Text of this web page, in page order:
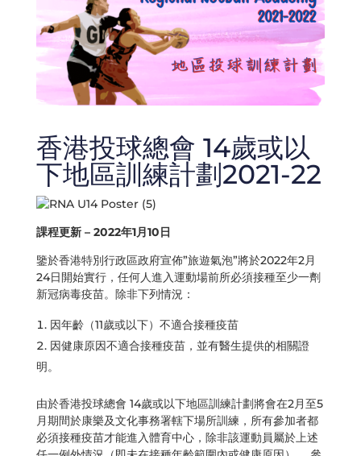
香港投球總會 14歲或以
下地區訓練計劃2021-22
課程更新 – 2022年1月10日
鑒於香港特別行政區政府宣佈”旅遊氣泡”將於2022年2月
24日開始實行，任何人進入運動場前所必須接種至少一劑
新冠病毒疫苗。除非下列情況：
因年齡（11歲或以下）不適合接種疫苗
因健康原因不適合接種疫苗，並有醫生提供的相關證
明。
由於香港投球總會 14歲或以下地區訓練計劃將會在2月至5
月期間於康樂及文化事務署轄下場所訓練，所有參加者都
必須接種疫苗才能進入體育中心，除非該運動員屬於上述